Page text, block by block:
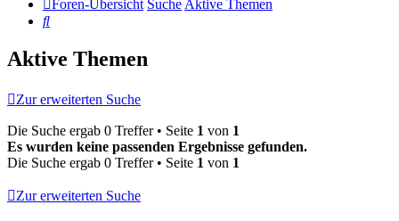
Foren-Übersicht SucheAktive Themen
Suche
Aktive Themen
Zur erweiterten Suche
Die Suche ergab 0 Treffer • Seite 1 von 1
Es wurden keine passenden Ergebnisse gefunden.
Die Suche ergab 0 Treffer • Seite 1 von 1
Zur erweiterten Suche